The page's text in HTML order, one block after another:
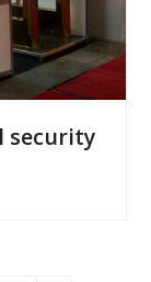
security